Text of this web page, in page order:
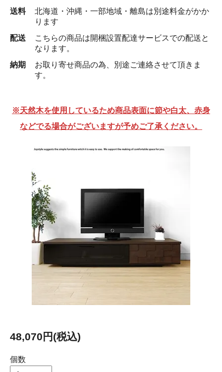
送料
北海道・沖縄・一部地域・離島は別途料金がかか
ります
配送
こちらの商品は開梱設置配達サービスでの配送と
なります。
納期
お取り寄せ商品の為、別途ご連絡させて頂きま
す。
※天然木を使用しているため商品表面に節や白太、赤身
などでる場合がございますが予めご了承ください。
48,070円(税込)
個数